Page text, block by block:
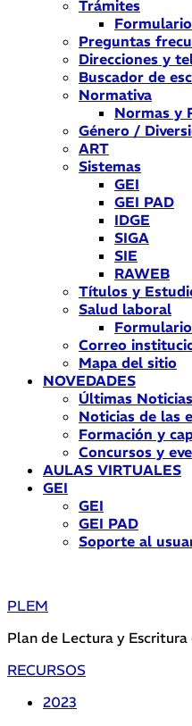
Trámites
Preguntas
Direcciones y
Buscador de
Normativa
Normas y
Género /
ART
Sistemas
GEI
GEI PAD
IDGE
SIGA
SIE
RAWEB
Títulos y
Salud laboral
Correo
Mapa del sitio
NOVEDADES
Últimas Noticias
Noticias de las
Formación y
Concursos y
AULAS VIRTUALES
GEI
GEI
GEI PAD
Soporte al
PLEM
Plan de Lectura y
RECURSOS
2023